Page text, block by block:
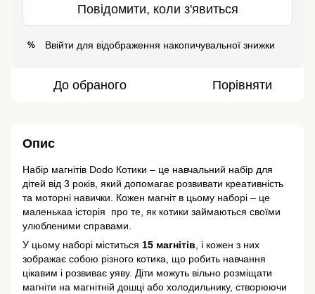
Повідомити, коли з'явиться
% Ввійти для відображення накопичувальної знижки
До обраного Порівняти
Опис
Набір магнітів Dodo Котики – це навчальний набір для
дітей від 3 років, який допомагає розвивати креативність
та моторні навички. Кожен магніт в цьому наборі – це
маленькаа історія про те, як котики займаються своїми
улюбленими справами.
У цьому наборі міститься 15 магнітів , і кожен з них
зображає собою різного котика, що робить навчання
цікавим і розвиває уяву. Діти можуть вільно розміщати
магніти на магнітній дошці або холодильнику, створюючи